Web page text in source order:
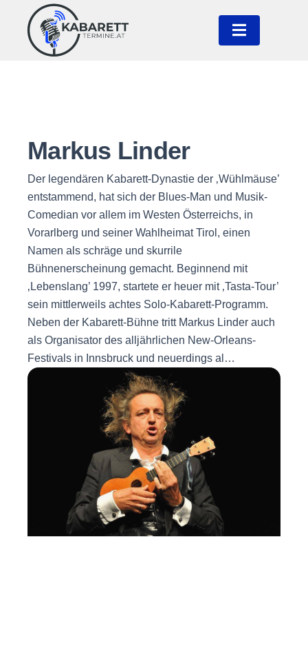
Markus Linder
Der legendären Kabarett-Dynastie der ‚Wühlmäuse’
entstammend, hat sich der Blues-Man und Musik-
Comedian vor allem im Westen Österreichs, in
Vorarlberg und seiner Wahlheimat Tirol, einen
Namen als schräge und skurrile
Bühnenerscheinung gemacht. Beginnend mit
‚Lebenslang’ 1997, startete er heuer mit ‚Tasta-Tour’
sein mittlerweils achtes Solo-Kabarett-Programm.
Neben der Kabarett-Bühne tritt Markus Linder auch
als Organisator des alljährlichen New-Orleans-
Festivals in Innsbruck und neuerdings al…